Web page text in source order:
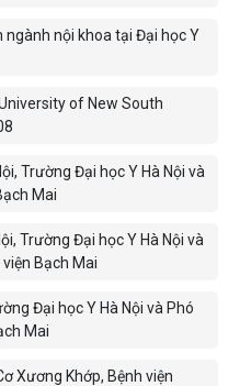
nội khoa tại Đại học Y
of New South
Trường Đại học Y Hà Nội và
Mai
Trường Đại học Y Hà Nội và
Bạch Mai
Đại học Y Hà Nội và Phó
Mai
Xương Khớp, Bệnh viện